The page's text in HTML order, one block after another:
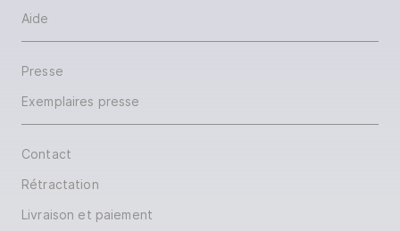
Aide
Presse
Exemplaires presse
Contact
Rétractation
Livraison et paiement